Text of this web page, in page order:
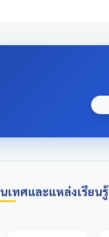
เทศและแหล่งเรียนรู้